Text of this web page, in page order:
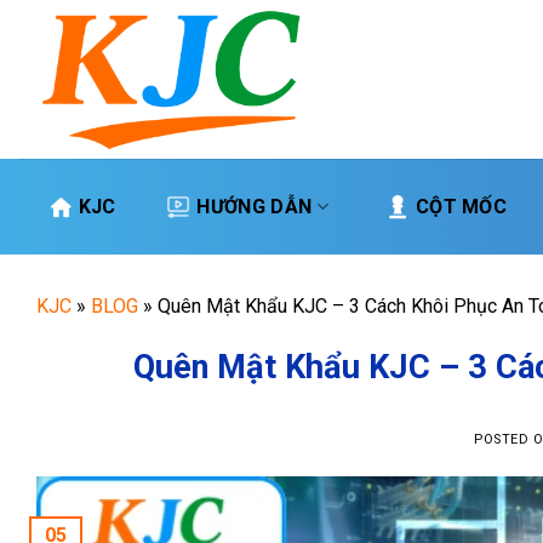
content
KJC HƯỚNG DẪN CỘT MỐC
KJC » BLOG » Quên Mật Khẩu KJC – 3 Cách Khôi Phục An
Quên Mật Khẩu KJC – 3
POSTED
05